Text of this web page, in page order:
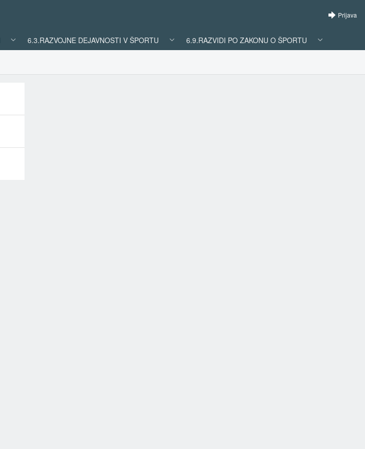
Prijava
6.3.RAZVOJNE DEJAVNOSTI V ŠPORTU 6.9.RAZVIDI PO ZAKONU O ŠPORTU